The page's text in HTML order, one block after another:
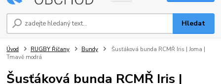
Hledat
Úvod RUGBY Říčany Bundy
Šusťáková bunda RCMŘ Iris | Joma |
Tmavě modrá
Šusťáková bunda RCMŘ Iris |